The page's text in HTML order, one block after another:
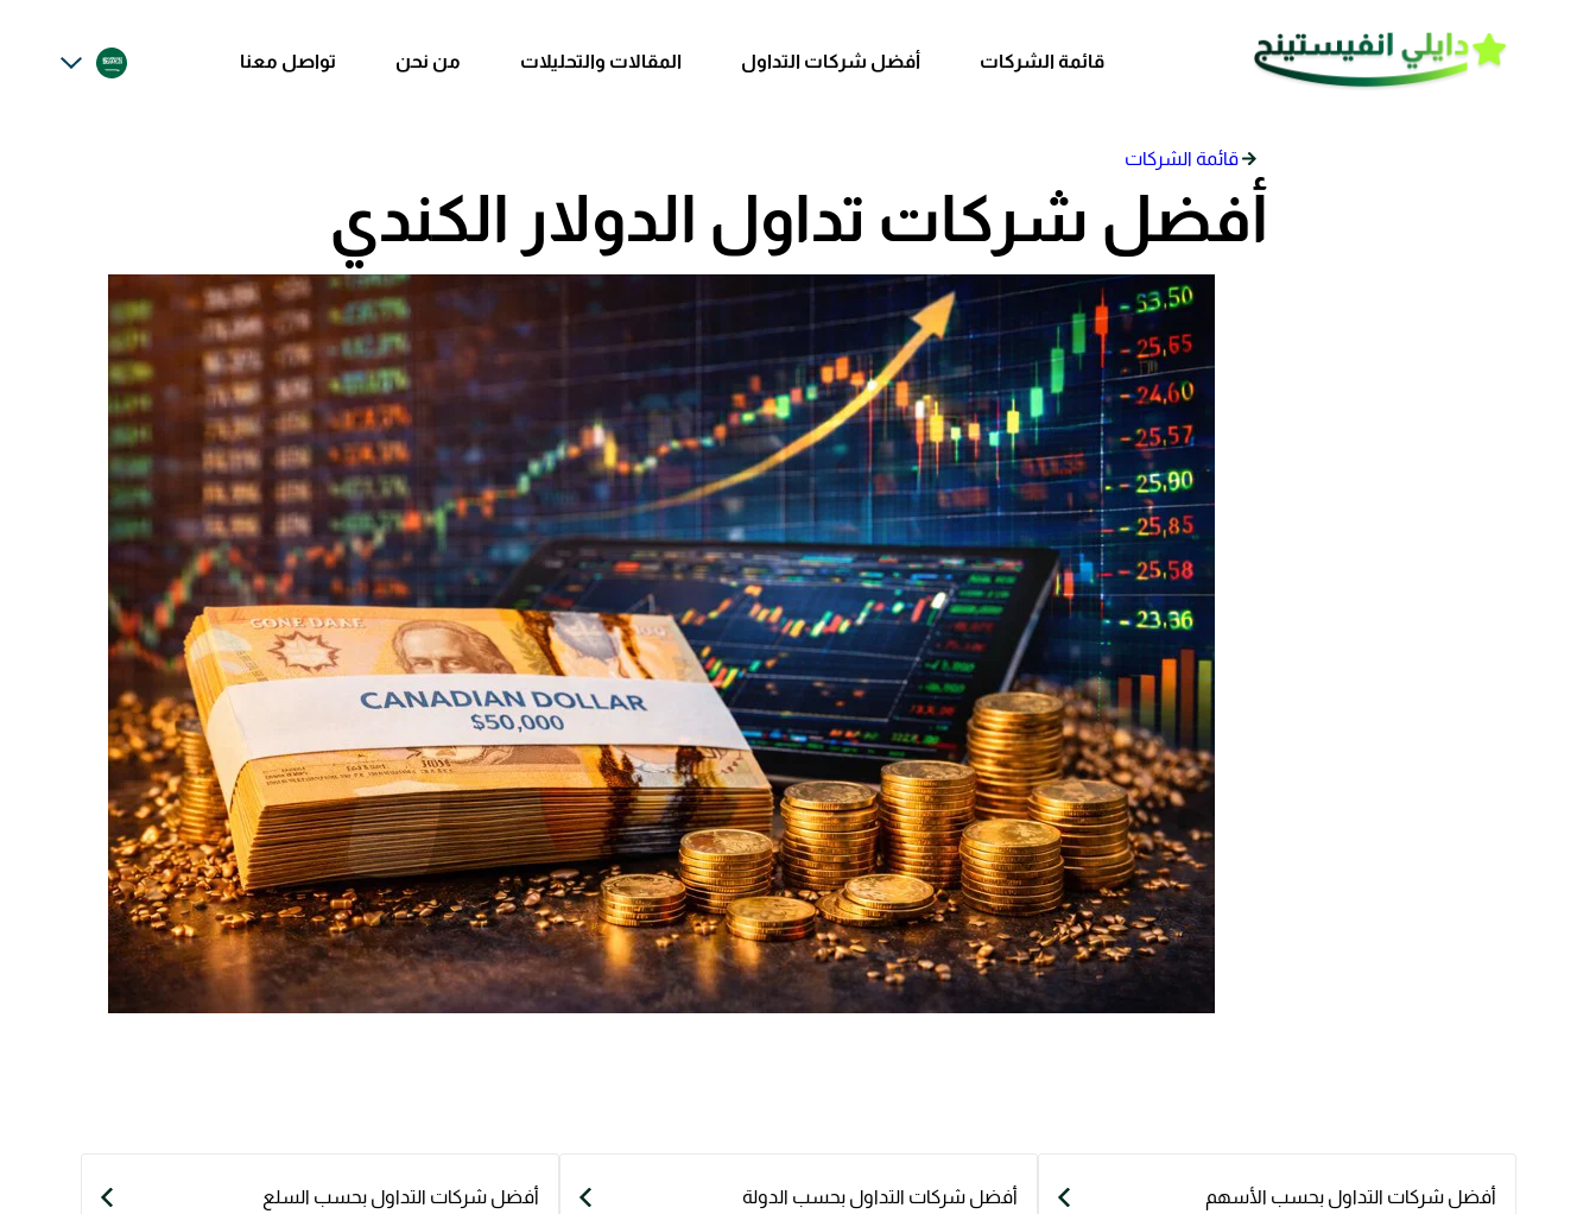
قائمة الشركات أفضل شركات التداول المقالات والتحليلات من نحن تواصل معنا
قائمة الشركات
أفضل شركات تداول الدولار الكندي
أفضل شركات التداول بحسب الأسهم أفضل شركات التداول بحسب الدولة أفضل شركات التداول بحسب السلع